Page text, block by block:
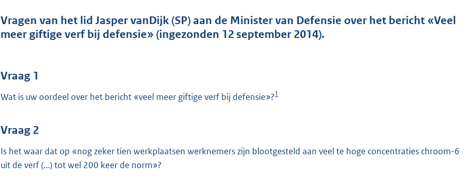
t
a
r
t
Vragen van het lid Jasper vanDijk (SP) aan de Minister van Defensie over het bericht «Veel
meer giftige verf bij defensie» (ingezonden 12 september 2014).
Vraag 1
Wat is uw oordeel over het bericht «veel meer giftige verf bij defensie»?1
Vraag 2
Is het waar dat op «nog zeker tien werkplaatsen werknemers zijn blootgesteld aan veel te hoge concentraties chroom-6
uit de verf (...) tot wel 200 keer de norm»?